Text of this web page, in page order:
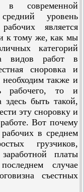
в современной
уровень
является
к тому же, как мы
категорий
видов работ в
сноровка и
необ­ходим также и
рабочего, то и
здесь быть такой,
эту сноровку и
Вот почему
в среднем
грузчиков,
платы
случае
съестных